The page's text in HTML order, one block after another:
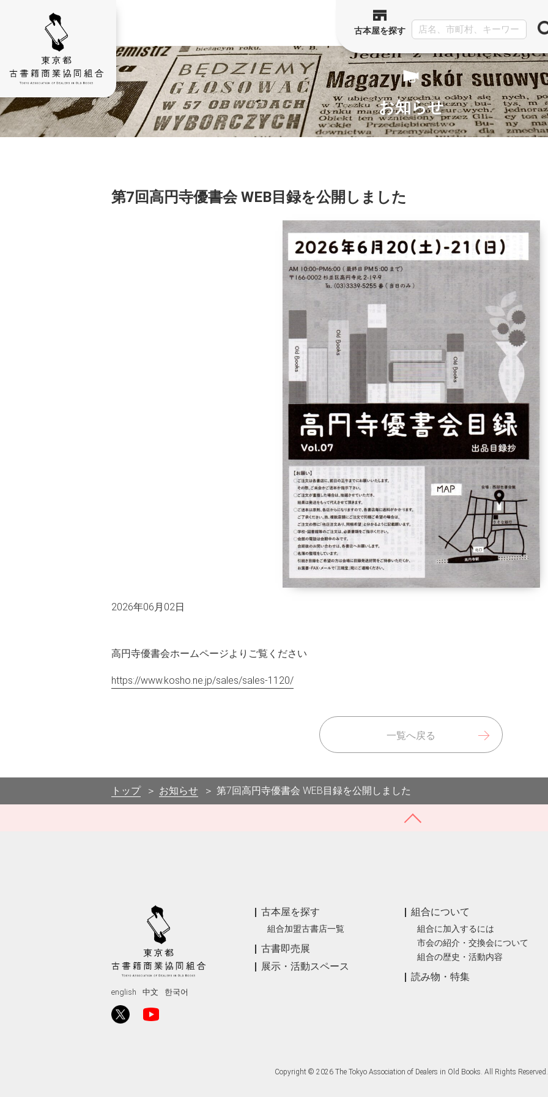
古本屋を探す
お知らせ
第7回高円寺優書会 WEB目録を公開しました
2026年06月02日
高円寺優書会ホームページよりご覧ください
https://www.kosho.ne.jp/sales/sales-1120/
一覧へ戻る
トップ お知らせ 第7回高円寺優書会 WEB目録を公開しました
english 中文 한국어
古本屋を探す
組合加盟古書店一覧
古書即売展
展示・活動スペース
組合について
組合に加入するには
市会の紹介・交換会について
組合の歴史・活動内容
読み物・特集
Copyright © 2026 The Tokyo Association of Dealers in Old Books. All Rights Reserved.